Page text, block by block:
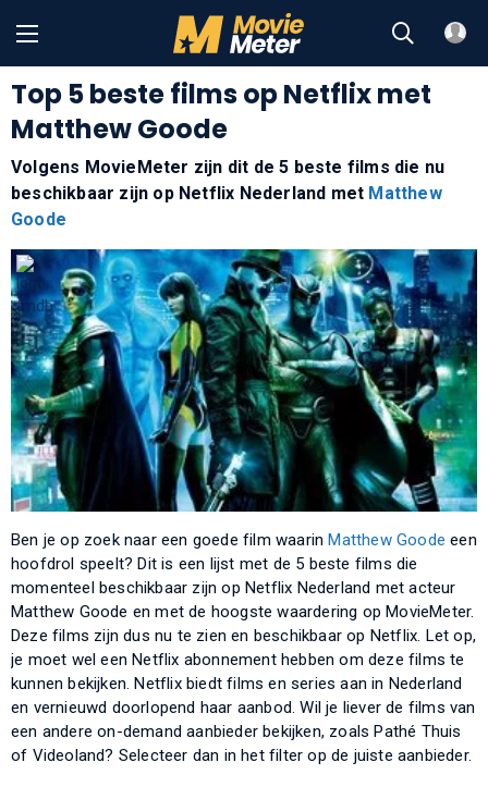
Top 5 beste films op Netflix met
Matthew Goode
Volgens MovieMeter zijn dit de 5 beste films die nu
beschikbaar zijn op Netflix Nederland met Matthew
Goode
Ben je op zoek naar een goede film waarinMatthew Goode een
hoofdrol speelt? Dit is een lijst met de 5 beste films die
momenteel beschikbaar zijn op Netflix Nederland met acteur
Matthew Goode en met de hoogste waardering op MovieMeter.
Deze films zijn dus nu te zien en beschikbaar op Netflix. Let op,
je moet wel een Netflix abonnement hebben om deze films te
kunnen bekijken. Netflix biedt films en series aan in Nederland
en vernieuwd doorlopend haar aanbod. Wil je liever de films van
een andere on-demand aanbieder bekijken, zoals Pathé Thuis
of Videoland? Selecteer dan in het filter op de juiste aanbieder.